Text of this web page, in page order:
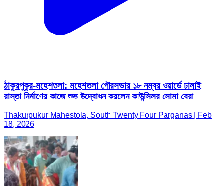
ঠাকুরপুকুর-মহেশতলা: মহেশতলা পৌরসভার ১৮ নম্বর ওয়ার্ডে ঢালাই
রাস্তা নির্মাণের কাজে শুভ উদ্বোধন করলেন কাউন্সিলর সোমা বেরা
Thakurpukur Mahestola, South Twenty Four Parganas | Feb
18, 2026